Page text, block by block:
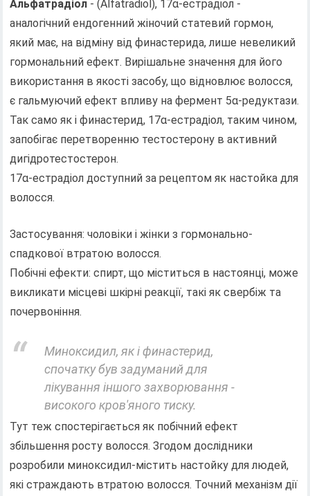
Альфатрадіол - (Alfatradiol), 17α-естрадіол -
аналогічний ендогенний жіночий статевий гормон,
який має, на відміну від финастерида, лише невеликий
гормональний ефект. Вирішальне значення для його
використання в якості засобу, що відновлює волосся,
є гальмуючий ефект впливу на фермент 5α-редуктази.
Так само як і финастерид, 17α-естрадіол, таким чином,
запобігає перетворенню тестостерону в активний
дигідротестостерон.
17α-естрадіол доступний за рецептом як настойка для
волосся.
Застосування: чоловіки і жінки з гормонально-
спадкової втратою волосся.
Побічні ефекти: спирт, що міститься в настоянці, може
викликати місцеві шкірні реакції, такі як свербіж та
почервоніння.
Миноксидил, як і финастерид,
спочатку був задуманий для
лікування іншого захворювання -
високого кров'яного тиску.
Тут теж спостерігається як побічний ефект
збільшення росту волосся. Згодом дослідники
розробили миноксидил-містить настойку для людей,
які страждають втратою волосся. Точний механізм дії